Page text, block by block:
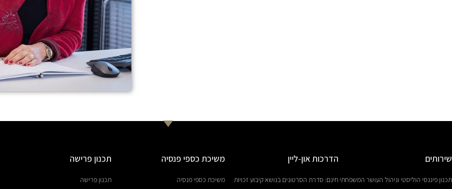
שירותים
תכנון פיננסי הוליסטי וניהול העושר המשפחתי
הדרכות און-ליין
חינם: סדרת הסרטונים בנושא קיבוע זכויות
משיכת כספי פנסיה
משיכת כספי פנסיה
תכנון פרישה
תכנון פרישה